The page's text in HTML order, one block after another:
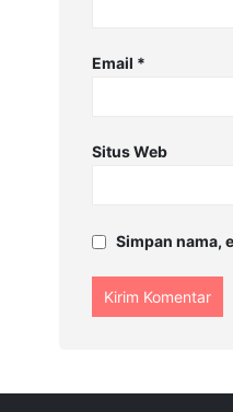
Email *
Situs Web
Simpan nama,